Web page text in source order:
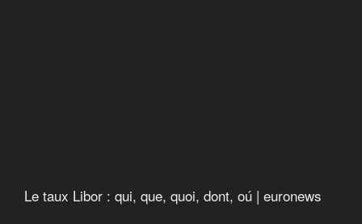
Le taux Libor : qui, que, quoi, dont, oú | euronews